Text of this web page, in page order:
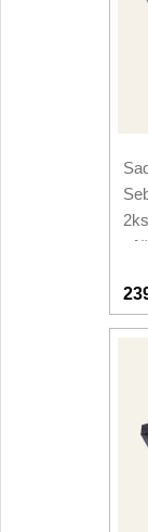
Nože s
10
Špeciálne